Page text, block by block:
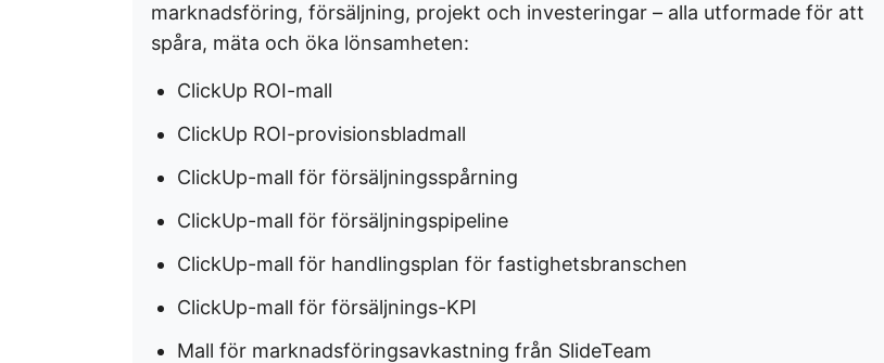
marknadsföring, försäljning, projekt och investeringar – alla utformade för att
spåra, mäta och öka lönsamheten:
ClickUp ROI-mall
ClickUp ROI-provisionsbladmall
ClickUp-mall för försäljningsspårning
ClickUp-mall för försäljningspipeline
ClickUp-mall för handlingsplan för fastighetsbranschen
ClickUp-mall för försäljnings-KPI
Mall för marknadsföringsavkastning från SlideTeam